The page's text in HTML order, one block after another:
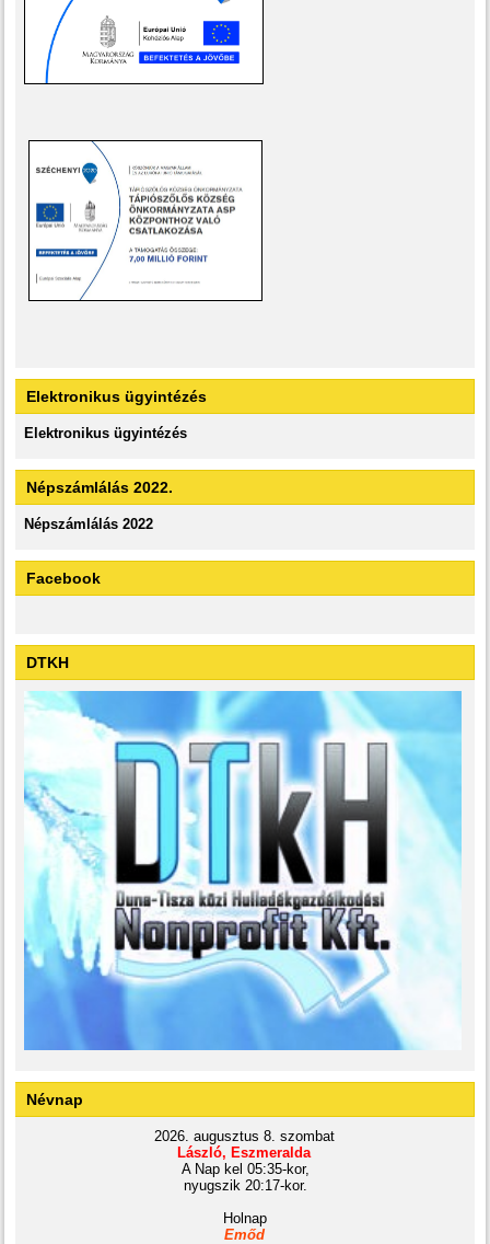
Elektronikus ügyintézés
Elektronikus ügyintézés
Népszámlálás 2022.
Népszámlálás 2022
Facebook
DTKH
Névnap
2026. augusztus 8. szombat
László, Eszmeralda
A Nap kel 05:35-kor,
nyugszik 20:17-kor.
Holnap
Emőd